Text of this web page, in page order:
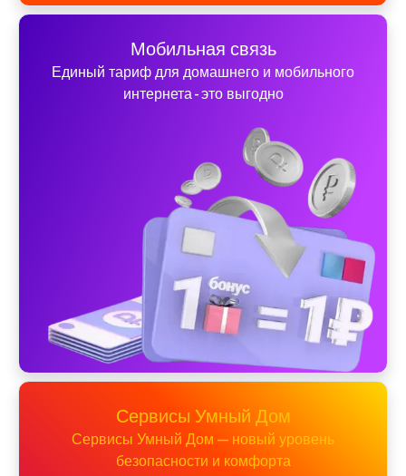
Мобильная связь
Единый тариф для домашнего и мобильного
интернета - это выгодно
Сервисы Умный Дом
Сервисы Умный Дом — новый уровень
безопасности и комфорта